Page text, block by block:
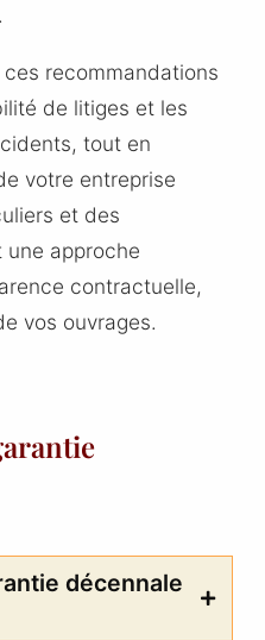
ces recommandations
de litiges et les
tout en
votre entreprise
et des
une approche
contractuelle,
vos ouvrages.
décennale